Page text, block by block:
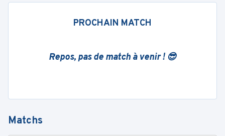
PROCHAIN MATCH
Repos, pas de match à venir ! 😎
Matchs